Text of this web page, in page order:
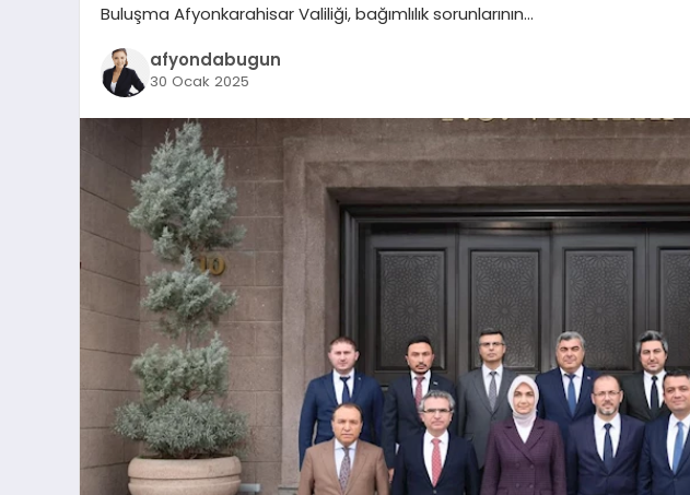
Buluşma Afyonkarahisar Valiliği, bağımlılık sorunlarının…
afyondabugun
30 Ocak 2025